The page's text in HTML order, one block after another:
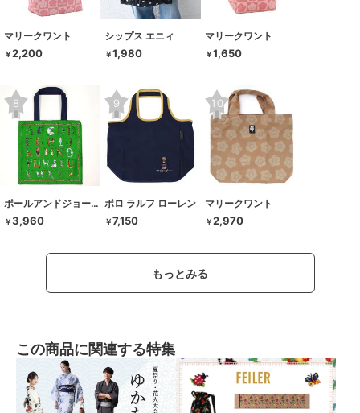
マリークワント
￥2,200
シップス エニィ
￥1,980
マリークワント
￥1,650
ポールアンドジョーアクセソワ
￥3,960
ポロ ラルフ ローレン
￥7,150
マリークワント
￥2,970
もっとみる
この商品に関連する特集